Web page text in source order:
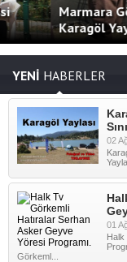
Marmara Gözlem
Karagöl
YENİ HABERLER
02
01
Halk
Görkeml...